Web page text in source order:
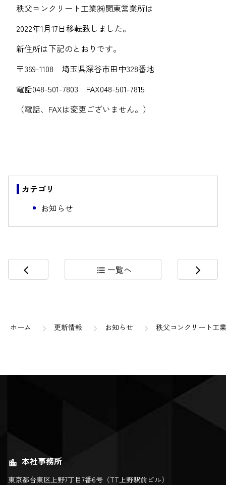
秩父コンクリート工業㈱関東営業所は
2022年1月17日移転致しました。
新住所は下記のとおりです。
〒369-1108 埼玉県深谷市田中328番地
電話048-501-7803 FAX048-501-7815
（電話、FAXは変更ございません。）
カテゴリ
お知らせ
arrow_back_ios format_list_bulleted 一覧へ arrow_forward_ios
ホーム 更新情報 お知らせ 秩父コンクリート工
location_city 本社事務所
東京都台東区上野7丁目7番6号（TT上野駅前ビル）